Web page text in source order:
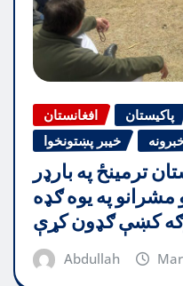
افغانستان پاکیستان
خیبر پښتونخوا
ترمینځ په بارډر
مشرانو په یوه ګډه
کښې ګډون کړې
Abdullah